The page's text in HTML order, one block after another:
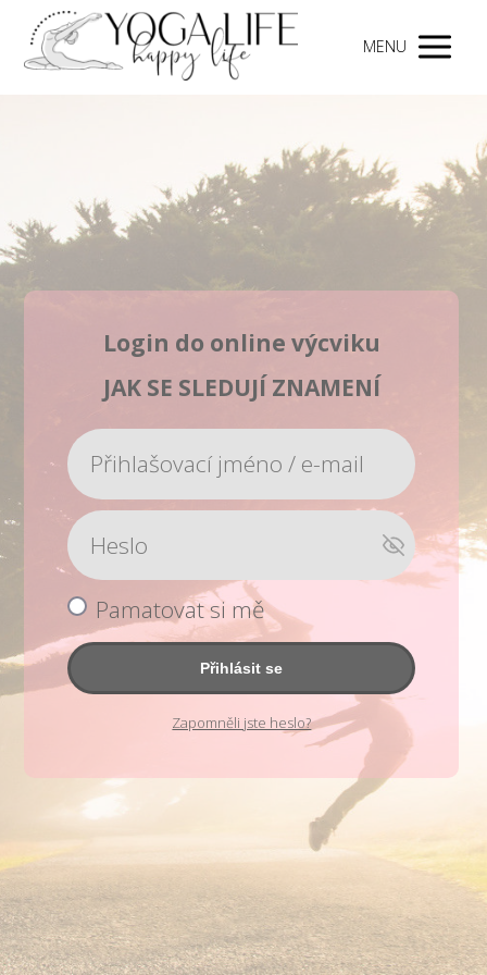
MENU
Login do online výcviku
JAK SE SLEDUJÍ ZNAMENÍ
Pamatovat si mě
Přihlásit se
Zapomněli jste heslo?